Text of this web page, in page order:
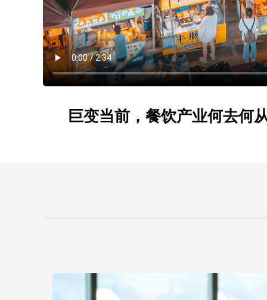
巨变当前，餐饮产业何去何